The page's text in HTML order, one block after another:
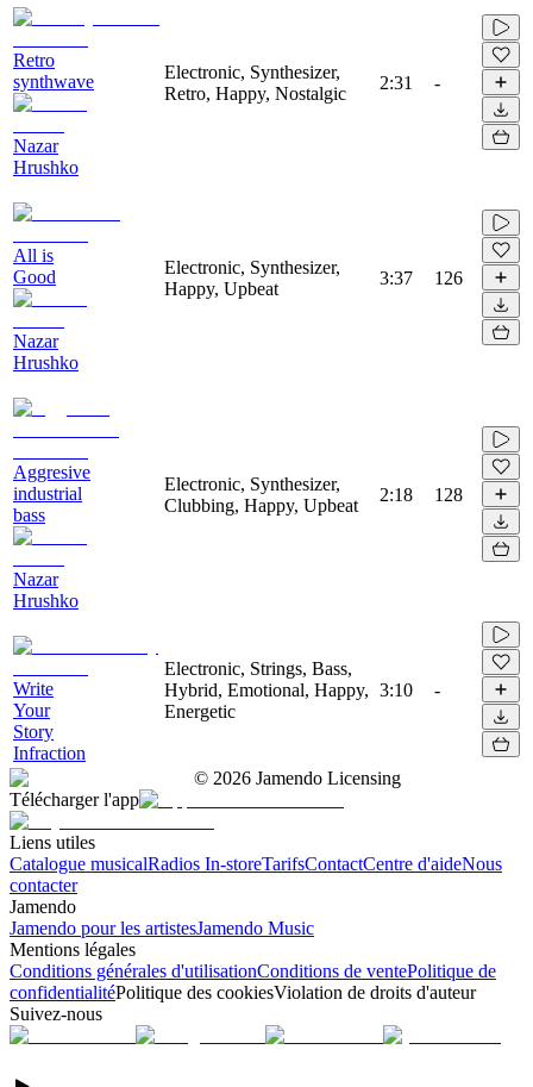
Retro
synthwave
Nazar
Hrushko
Electronic, Synthesizer,
Retro, Happy, Nostalgic
2:31 -
All is
Good
Nazar
Hrushko
Electronic, Synthesizer,
Happy, Upbeat
3:37 126
Aggresive
industrial
bass
Nazar
Hrushko
Electronic, Synthesizer,
Clubbing, Happy, Upbeat
2:18 128
Write
Your
Story
Infraction
Electronic, Strings, Bass,
Hybrid, Emotional, Happy,
Energetic
3:10 -
© 2026 Jamendo Licensing
Télécharger l'app
Liens utiles
Catalogue musicalRadios In-storeTarifsContactCentre d'aideNous
contacter
Jamendo
Jamendo pour les artistesJamendo Music
Mentions légales
Conditions générales d'utilisationConditions de ventePolitique de
confidentialitéPolitique des cookiesViolation de droits d'auteur
Suivez-nous